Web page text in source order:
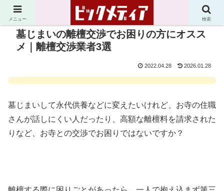
墓じまいの離檀交渉でお困りの方にオスス
メ｜離檀交渉業者3選
2022.04.28 2026.01.28
墓じまいして永代供養などに変えたいけれど、お寺の住職
さんが話しにくい人だったり、高額な離檀料を請求された
りなど、お寺との交渉でお困りではないですか？
メニュー 検索